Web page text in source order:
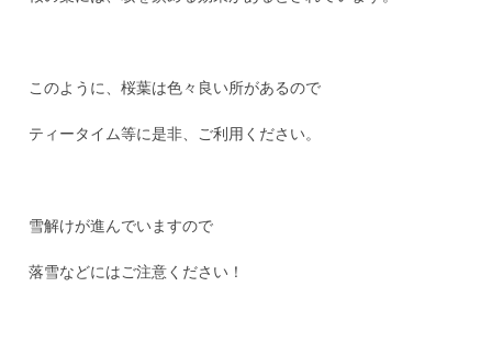
このように、桜葉は色々良い所があるので
ティータイム等に是非、ご利用ください。
雪解けが進んでいますので
落雪などにはご注意ください！